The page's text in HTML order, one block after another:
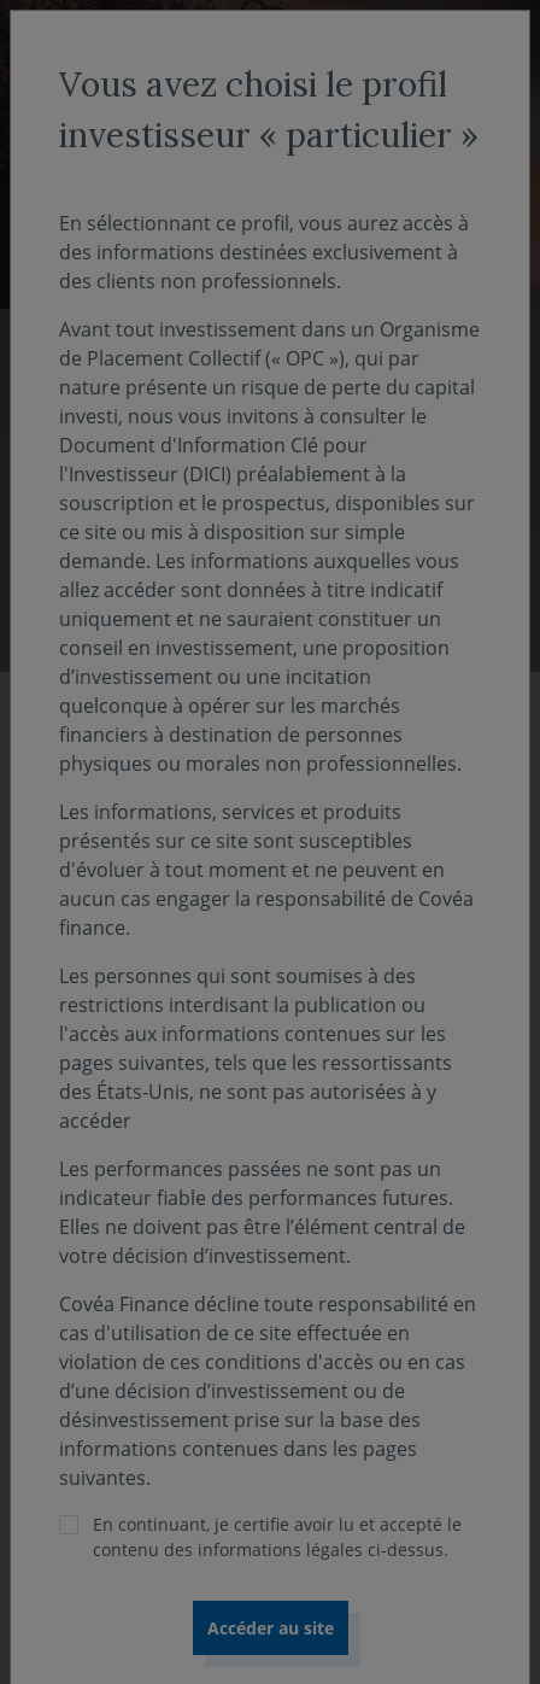
Aller au menu
Aller au contenu
Investisseur non-professionnel
Nos rapports 2025
Pour comprendre notre vision, notre stratégie
et nos actions
Découvrir nos rapports
Chiffres clés
Previous 86,8
Md€ d'actifs sous gestion
ONdécrypte l'hebdo
Vous avez choisi le profil
investisseur « particulier »
En sélectionnant ce profil, vous aurez accès à
des informations destinées exclusivement à
des clients non professionnels.
Avant tout investissement dans un Organisme
de Placement Collectif (« OPC »), qui par
nature présente un risque de perte du capital
investi, nous vous invitons à consulter le
Document d'Information Clé pour
l'Investisseur (DICI) préalablement à la
souscription et le prospectus, disponibles sur
ce site ou mis à disposition sur simple
demande. Les informations auxquelles vous
allez accéder sont données à titre indicatif
uniquement et ne sauraient constituer un
conseil en investissement, une proposition
d’investissement ou une incitation
quelconque à opérer sur les marchés
financiers à destination de personnes
physiques ou morales non professionnelles.
Les informations, services et produits
présentés sur ce site sont susceptibles
d'évoluer à tout moment et ne peuvent en
aucun cas engager la responsabilité de Covéa
finance.
Les personnes qui sont soumises à des
restrictions interdisant la publication ou
l'accès aux informations contenues sur les
pages suivantes, tels que les ressortissants
des États-Unis, ne sont pas autorisées à y
accéder
Les performances passées ne sont pas un
indicateur fiable des performances futures.
Elles ne doivent pas être l’élément central de
votre décision d’investissement.
Covéa Finance décline toute responsabilité en
cas d'utilisation de ce site effectuée en
violation de ces conditions d'accès ou en cas
d’une décision d’investissement ou de
désinvestissement prise sur la base des
informations contenues dans les pages
suivantes.
En continuant, je certifie avoir lu et accepté le
contenu des informations légales ci-dessus.